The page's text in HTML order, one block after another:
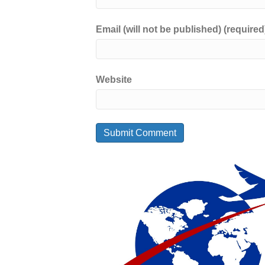
Email (will not be published)
Website